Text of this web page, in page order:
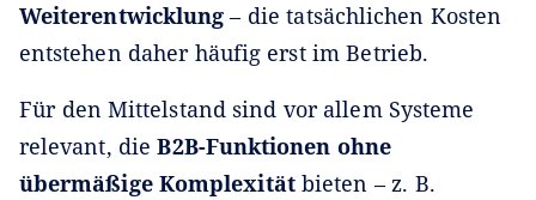
Weiterentwicklung– die tatsächlichen Kosten
entstehen daher häufig erst im Betrieb.
Für den Mittelstand sind vor allem Systeme
relevant, dieB2B-Funktionen ohne
übermäßige Komplexitätbieten – z. B.